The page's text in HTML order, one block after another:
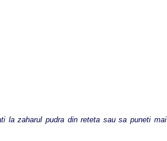
la zaharul pudra din reteta sau sa puneti mai